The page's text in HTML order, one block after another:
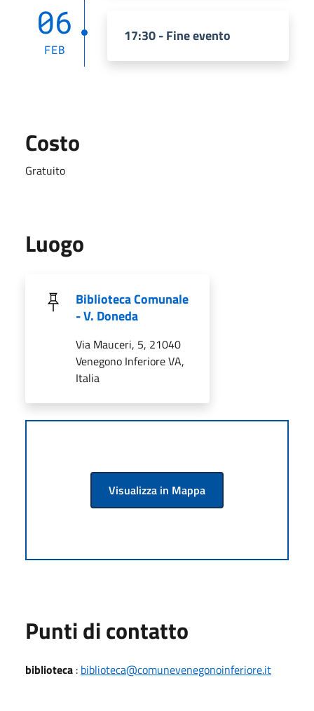
06
FEB
17:30 - Fine evento
Costo
Gratuito
Luogo
Biblioteca Comunale
- V. Doneda
Via Mauceri, 5, 21040
Venegono Inferiore VA,
Italia
Visualizza in Mappa
Punti di contatto
biblioteca : biblioteca@comunevenegonoinferiore.it